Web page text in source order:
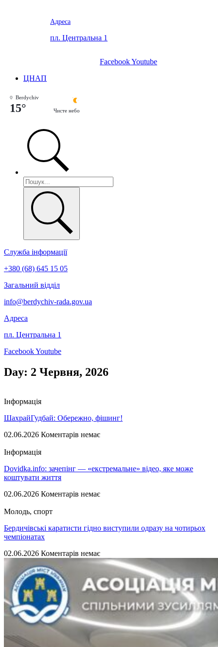
Адреса
пл. Центральна 1
FacebookYoutube
ЦНАП
Berdychiv
15° Чисте небо
Служба інформації
+380 (68) 645 15 05
Загальний відділ
info@berdychiv-rada.gov.ua
Адреса
пл. Центральна 1
FacebookYoutube
Day: 2 Червня, 2026
Інформація
ШахрайГудбай: ​​Обережно, фішинг!
02.06.2026 Коментарів немає
Інформація
Dovidka.info: зачепінг — «екстремальне» відео, яке може
коштувати життя
02.06.2026 Коментарів немає
Молодь, спорт
Бердичівські каратисти гідно виступили одразу на чотирьох
чемпіонатах
02.06.2026 Коментарів немає